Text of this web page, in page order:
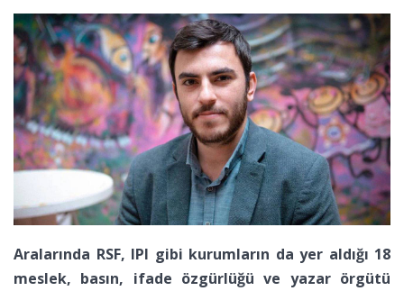
Aralarında RSF, IPI gibi kurumların da yer aldığı 18
meslek, basın, ifade özgürlüğü ve yazar örgütü